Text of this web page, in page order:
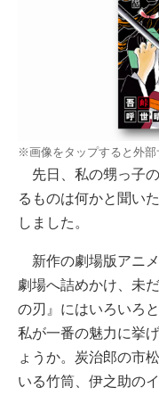
※画像をタップすると外部
先日、私の甥っ子
るものは何かと聞い
しました。
新作の劇場版アニ
劇場へ詰めかけ、未
の刃』にはいろいろ
私が一番の魅力に挙
ょうか。炭治郎の市
いる竹筒、伊之助の